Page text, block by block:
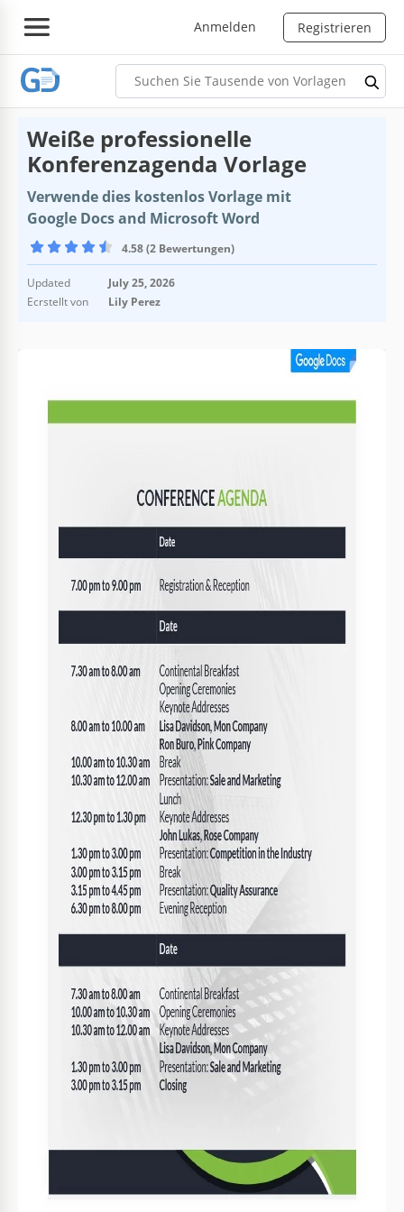
Anmelden Registrieren
Weiße professionelle
Konferenzagenda Vorlage
Verwende dies kostenlos Vorlage mit
Google Docs and Microsoft Word
4.58 (2 Bewertungen)
Updated
July 25, 2026
Ecrstellt von
Lily Perez